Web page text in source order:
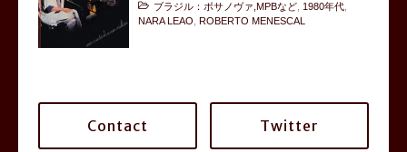
ブラジル：ボサノヴァ,MPBなど 1980年代
NARA LEAO
ROBERTO MENESCAL
Contact Twitter